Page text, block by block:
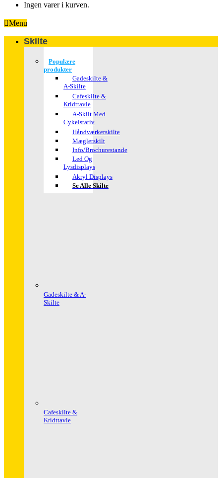
Ingen varer i kurven.
Menu
Skilte
Populære
produkter
Gadeskilte &
A-Skilte
Cafeskilte &
Kridttavle
A-Skilt Med
Cykelstativ
Håndværkerskilte
Mæglerskilt
Info/brochurestande
Led Og
Lysdisplays
Akryl Displays
Se Alle Skilte
Gadeskilte & A-
Skilte
Cafeskilte &
Kridttavle